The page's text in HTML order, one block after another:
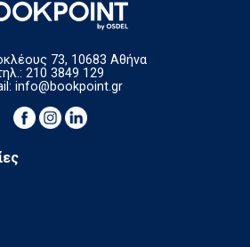
73, 10683 Αθήνα
210 3849 129
info@bookpoint.gr